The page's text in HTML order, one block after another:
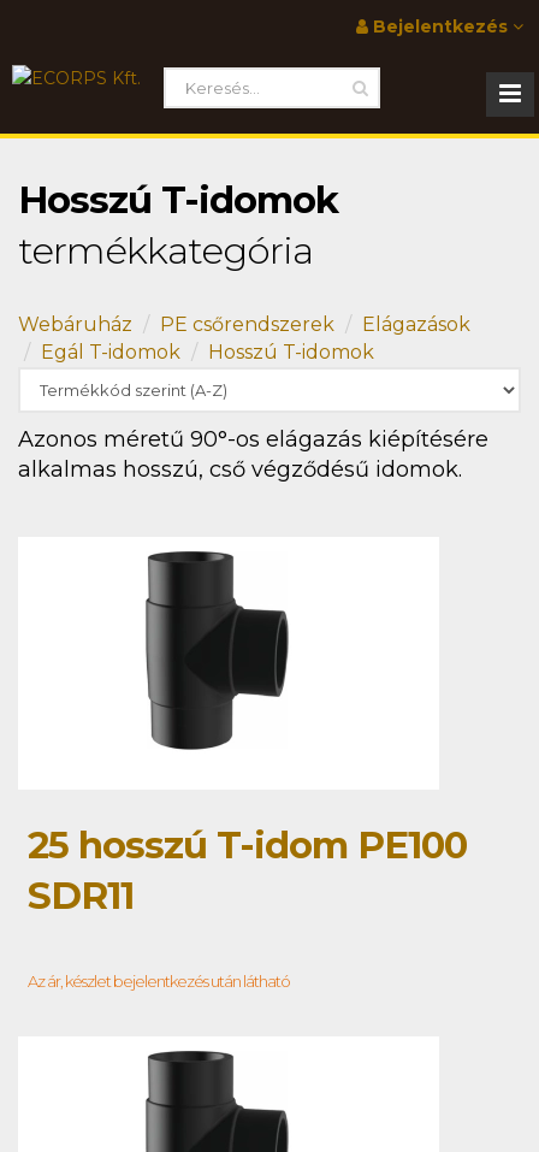
Bejelentkezés
Hosszú T-idomok
termékkategória
Webáruház PE csőrendszerek
Elágazások
Egál T-idomok
Hosszú T-idomok
Azonos méretű 90°-os elágazás kiépítésére
alkalmas hosszú, cső végződésű idomok.
25 hosszú T-idom PE100
SDR11
Az ár, készlet bejelentkezés után látható